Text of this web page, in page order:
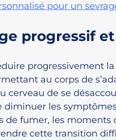
pour un
progressif
progressivement
au corps de
cerveau de se
diminuer les
de fumer, les moments
cette transition